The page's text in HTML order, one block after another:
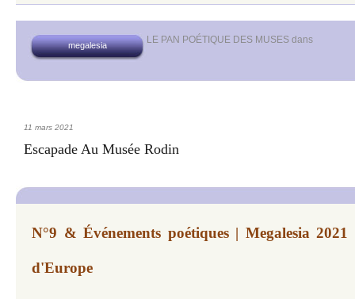
LE PAN POÉTIQUE DES MUSES dans
megalesia
11 mars 2021
Escapade Au Musée Rodin
N°9 & Événements poétiques | Megalesia
d'Europe